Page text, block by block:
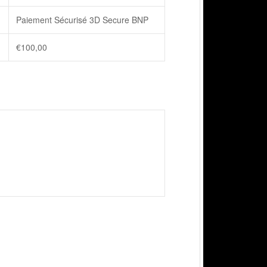
Paiement Sécurisé 3D Secure BNP
€100,00